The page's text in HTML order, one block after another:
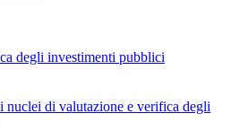
degli investimenti pubblici
nuclei di valutazione e verifica degli